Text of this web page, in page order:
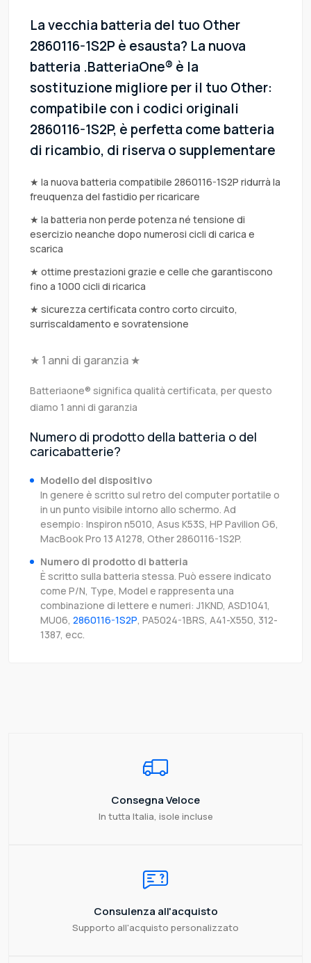
La vecchia batteria del tuo Other
2860116-1S2P è esausta? La nuova
batteria .BatteriaOne® è la
sostituzione migliore per il tuo Other:
compatibile con i codici originali
2860116-1S2P, è perfetta come batteria
di ricambio, di riserva o supplementare
★ la nuova batteria compatibile 2860116-1S2P ridurrà la
freuquenza del fastidio per ricaricare
★ la batteria non perde potenza né tensione di
esercizio neanche dopo numerosi cicli di carica e
scarica
★ ottime prestazioni grazie e celle che garantiscono
fino a 1000 cicli di ricarica
★ sicurezza certificata contro corto circuito,
surriscaldamento e sovratensione
★ 1 anni di garanzia ★
Batteriaone® significa qualità certificata, per questo
diamo 1 anni di garanzia
Numero di prodotto della batteria o del
caricabatterie?
Modello del dispositivo
In genere è scritto sul retro del computer portatile o
in un punto visibile intorno allo schermo. Ad
esempio: Inspiron n5010, Asus K53S, HP Pavilion G6,
MacBook Pro 13 A1278, Other 2860116-1S2P.
Numero di prodotto di batteria
È scritto sulla batteria stessa. Può essere indicato
come P/N, Type, Model e rappresenta una
combinazione di lettere e numeri: J1KND, ASD1041,
MU06, 2860116-1S2P, PA5024-1BRS, A41-X550, 312-
1387, ecc.
Consegna Veloce
In tutta Italia, isole incluse
Consulenza all'acquisto
Supporto all'acquisto personalizzato